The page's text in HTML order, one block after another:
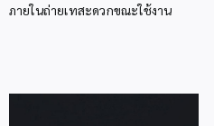
ภายในถ่ายเทสะดวกขณะใช้งาน